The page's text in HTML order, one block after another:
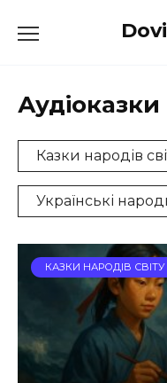
до
Аудіоказки
Казки народів
Українські
КАЗКИ НАРОДІВ СВІТУ